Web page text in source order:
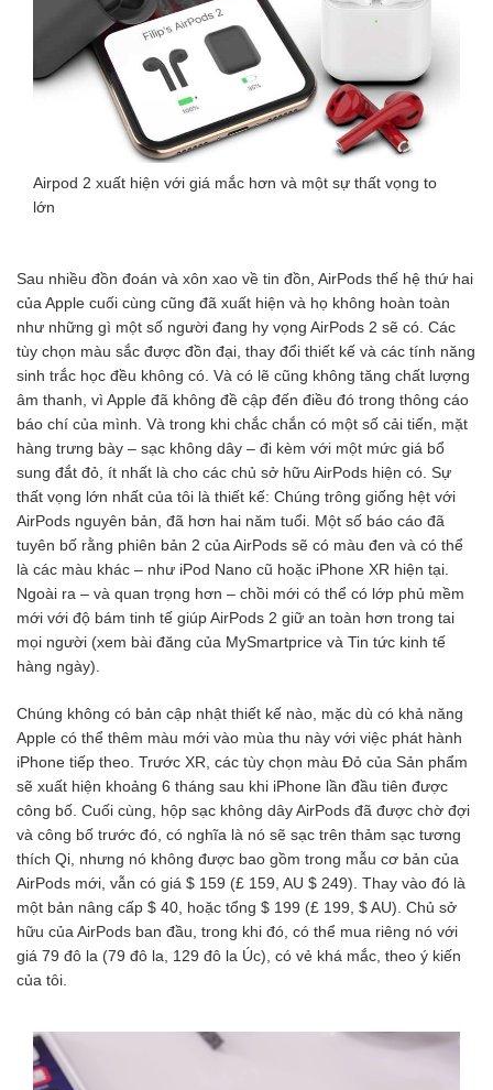
Airpod 2 xuất hiện với giá mắc hơn và một sự thất vọng to
lớn
Sau nhiều đồn đoán và xôn xao về tin đồn, AirPods thế hệ thứ hai
của Apple cuối cùng cũng đã xuất hiện và họ không hoàn toàn
như những gì một số người đang hy vọng AirPods 2 sẽ có. Các
tùy chọn màu sắc được đồn đại, thay đổi thiết kế và các tính năng
sinh trắc học đều không có. Và có lẽ cũng không tăng chất lượng
âm thanh, vì Apple đã không đề cập đến điều đó trong thông cáo
báo chí của mình. Và trong khi chắc chắn có một số cải tiến, mặt
hàng trưng bày – sạc không dây – đi kèm với một mức giá bổ
sung đắt đỏ, ít nhất là cho các chủ sở hữu AirPods hiện có. Sự
thất vọng lớn nhất của tôi là thiết kế: Chúng trông giống hệt với
AirPods nguyên bản, đã hơn hai năm tuổi. Một số báo cáo đã
tuyên bố rằng phiên bản 2 của AirPods sẽ có màu đen và có thể
là các màu khác – như iPod Nano cũ hoặc iPhone XR hiện tại.
Ngoài ra – và quan trọng hơn – chồi mới có thể có lớp phủ mềm
mới với độ bám tinh tế giúp AirPods 2 giữ an toàn hơn trong tai
mọi người (xem bài đăng của MySmartprice và Tin tức kinh tế
hàng ngày).
Chúng không có bản cập nhật thiết kế nào, mặc dù có khả năng
Apple có thể thêm màu mới vào mùa thu này với việc phát hành
iPhone tiếp theo. Trước XR, các tùy chọn màu Đỏ của Sản phẩm
sẽ xuất hiện khoảng 6 tháng sau khi iPhone lần đầu tiên được
công bố. Cuối cùng, hộp sạc không dây AirPods đã được chờ đợi
và công bố trước đó, có nghĩa là nó sẽ sạc trên thảm sạc tương
thích Qi, nhưng nó không được bao gồm trong mẫu cơ bản của
AirPods mới, vẫn có giá $ 159 (£ 159, AU $ 249). Thay vào đó là
một bản nâng cấp $ 40, hoặc tổng $ 199 (£ 199, $ AU). Chủ sở
hữu của AirPods ban đầu, trong khi đó, có thể mua riêng nó với
giá 79 đô la (79 đô la, 129 đô la Úc), có vẻ khá mắc, theo ý kiến ​​
của tôi.